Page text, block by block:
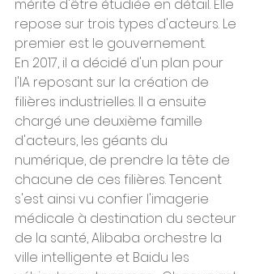
mérite d'être étudiée en détail. Elle
repose sur trois types d'acteurs. Le
premier est le gouvernement.
En 2017, il a décidé d'un plan pour
l'IA reposant sur la création de
filières industrielles. Il a ensuite
chargé une deuxième famille
d'acteurs, les géants du
numérique, de prendre la tête de
chacune de ces filières. Tencent
s'est ainsi vu confier l'imagerie
médicale à destination du secteur
de la santé, Alibaba orchestre la
ville intelligente et Baidu les